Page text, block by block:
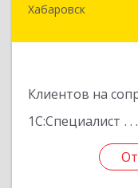
Хабаровск
Клиентов на
1С:Специалист
680030,